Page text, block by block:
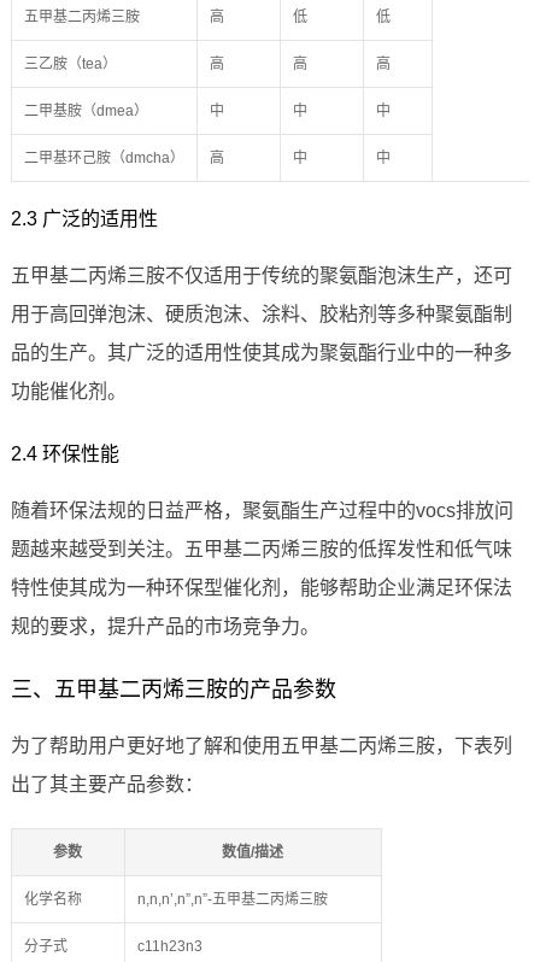
五甲基二丙烯三胺 高 低 低
三乙胺（tea） 高 高 高
二甲基胺（dmea） 中 中 中
二甲基环己胺（dmcha） 高 中 中
2.3 广泛的适用性
五甲基二丙烯三胺不仅适用于传统的聚氨酯泡沫生产，还可
用于高回弹泡沫、硬质泡沫、涂料、胶粘剂等多种聚氨酯制
品的生产。其广泛的适用性使其成为聚氨酯行业中的一种多
功能催化剂。
2.4 环保性能
随着环保法规的日益严格，聚氨酯生产过程中的vocs排放问
题越来越受到关注。五甲基二丙烯三胺的低挥发性和低气味
特性使其成为一种环保型催化剂，能够帮助企业满足环保法
规的要求，提升产品的市场竞争力。
三、五甲基二丙烯三胺的产品参数
为了帮助用户更好地了解和使用五甲基二丙烯三胺，下表列
出了其主要产品参数：
参数 数值/描述
化学名称 n,n,n’,n”,n”-五甲基二丙烯三胺
分子式 c11h23n3